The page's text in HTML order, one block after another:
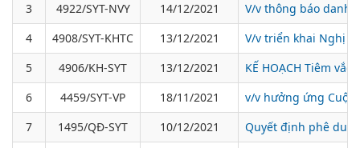
3
4922/SYT-NVY 14/12/2021
V/v thông báo danh
4
4908/SYT-KHTC 13/12/2021
V/v triển khai Nghị
5
4906/KH-SYT 13/12/2021
KẾ HOẠCH Tiêm
6
4459/SYT-VP 18/11/2021
v/v hưởng ứng Cuộc
7
1495/QĐ-SYT 10/12/2021 Quyết định phê